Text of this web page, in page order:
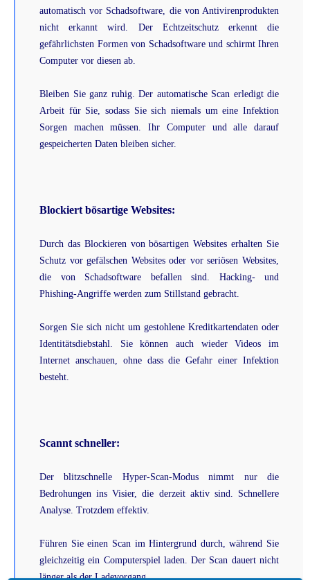
automatisch vor Schadsoftware, die von Antivirenprodukten
nicht erkannt wird. Der Echtzeitschutz erkennt die
gefährlichsten Formen von Schadsoftware und schirmt Ihren
Computer vor diesen ab.
Bleiben Sie ganz ruhig. Der automatische Scan erledigt die
Arbeit für Sie, sodass Sie sich niemals um eine Infektion
Sorgen machen müssen. Ihr Computer und alle darauf
gespeicherten Daten bleiben sicher.
Blockiert bösartige Websites:
Durch das Blockieren von bösartigen Websites erhalten Sie
Schutz vor gefälschen Websites oder vor seriösen Websites,
die von Schadsoftware befallen sind. Hacking- und
Phishing-Angriffe werden zum Stillstand gebracht.
Sorgen Sie sich nicht um gestohlene Kreditkartendaten oder
Identitätsdiebstahl. Sie können auch wieder Videos im
Internet anschauen, ohne dass die Gefahr einer Infektion
besteht.
Scannt schneller:
Der blitzschnelle Hyper-Scan-Modus nimmt nur die
Bedrohungen ins Visier, die derzeit aktiv sind. Schnellere
Analyse. Trotzdem effektiv.
Führen Sie einen Scan im Hintergrund durch, während Sie
gleichzeitig ein Computerspiel laden. Der Scan dauert nicht
länger als der Ladevorgang.